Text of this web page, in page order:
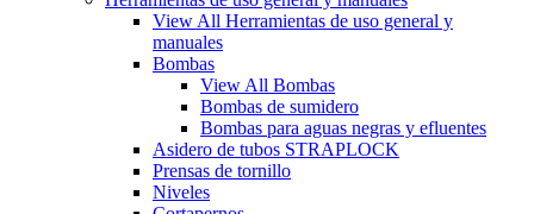
View All Herramientas de uso general y
manuales
Bombas
View All Bombas
Bombas de sumidero
Bombas para aguas negras y efluentes
Asidero de tubos STRAPLOCK
Prensas de tornillo
Niveles